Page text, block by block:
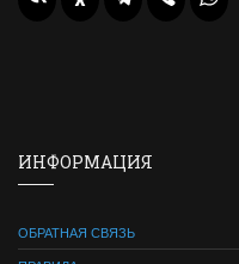
ИНФОРМАЦИЯ
ОБРАТНАЯ СВЯЗЬ